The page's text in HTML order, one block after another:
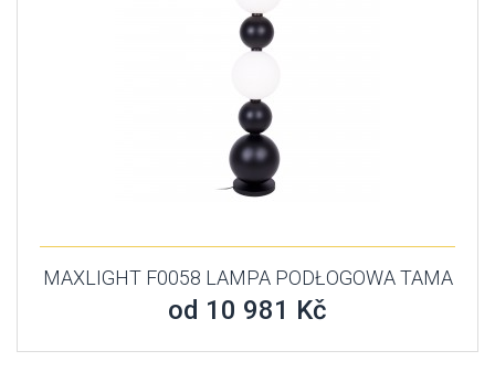
MAXLIGHT F0058 LAMPA PODŁOGOWA TAMA
od 10 981 Kč